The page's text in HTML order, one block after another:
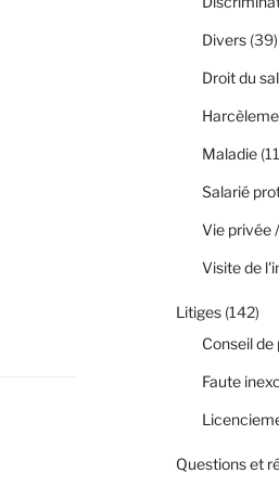
Divers(39)
Droit du
Maladie
Salarié
Vie privée
Visite de
Litiges(142)
Conseil
Faute
Questions et